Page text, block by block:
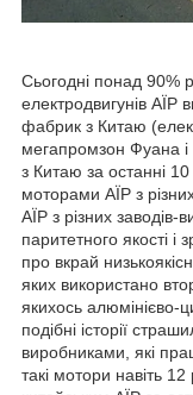
Сьогодні понад 90%
електродвигунів АЇР
фабрик з Китаю
мегапромзон Фуана
з Китаю за останні
моторами АЇР з
АЇР з різних
паритетного якості і
про вкрай
яких використано
якихось алюмінієво-
подібні історії
виробниками, які
такі мотори навіть 12